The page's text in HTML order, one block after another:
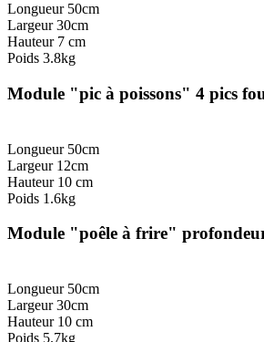
Longueur 50cm
Largeur 30cm
Hauteur 7 cm
Poids 3.8kg
Module "pic à poissons" 4 pics
Longueur 50cm
Largeur 12cm
Hauteur 10 cm
Poids 1.6kg
Module "poêle à frire"
Longueur 50cm
Largeur 30cm
Hauteur 10 cm
Poids 5.7kg